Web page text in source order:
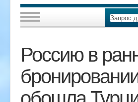
Россию в